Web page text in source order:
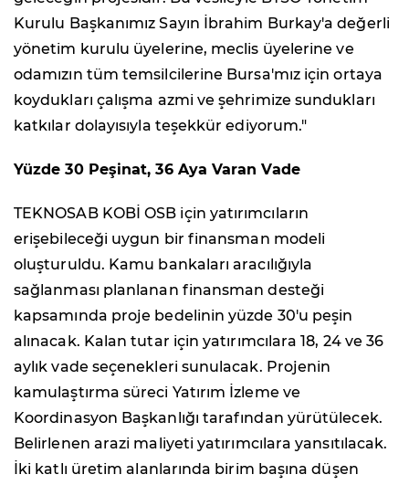
Kurulu Başkanımız Sayın İbrahim Burkay'a değerli
yönetim kurulu üyelerine, meclis üyelerine ve
odamızın tüm temsilcilerine Bursa'mız için ortaya
koydukları çalışma azmi ve şehrimize sundukları
katkılar dolayısıyla teşekkür ediyorum."
Yüzde 30 Peşinat, 36 Aya Varan Vade
TEKNOSAB KOBİ OSB için yatırımcıların
erişebileceği uygun bir finansman modeli
oluşturuldu. Kamu bankaları aracılığıyla
sağlanması planlanan finansman desteği
kapsamında proje bedelinin yüzde 30'u peşin
alınacak. Kalan tutar için yatırımcılara 18, 24 ve 36
aylık vade seçenekleri sunulacak. Projenin
kamulaştırma süreci Yatırım İzleme ve
Koordinasyon Başkanlığı tarafından yürütülecek.
Belirlenen arazi maliyeti yatırımcılara yansıtılacak.
İki katlı üretim alanlarında birim başına düşen